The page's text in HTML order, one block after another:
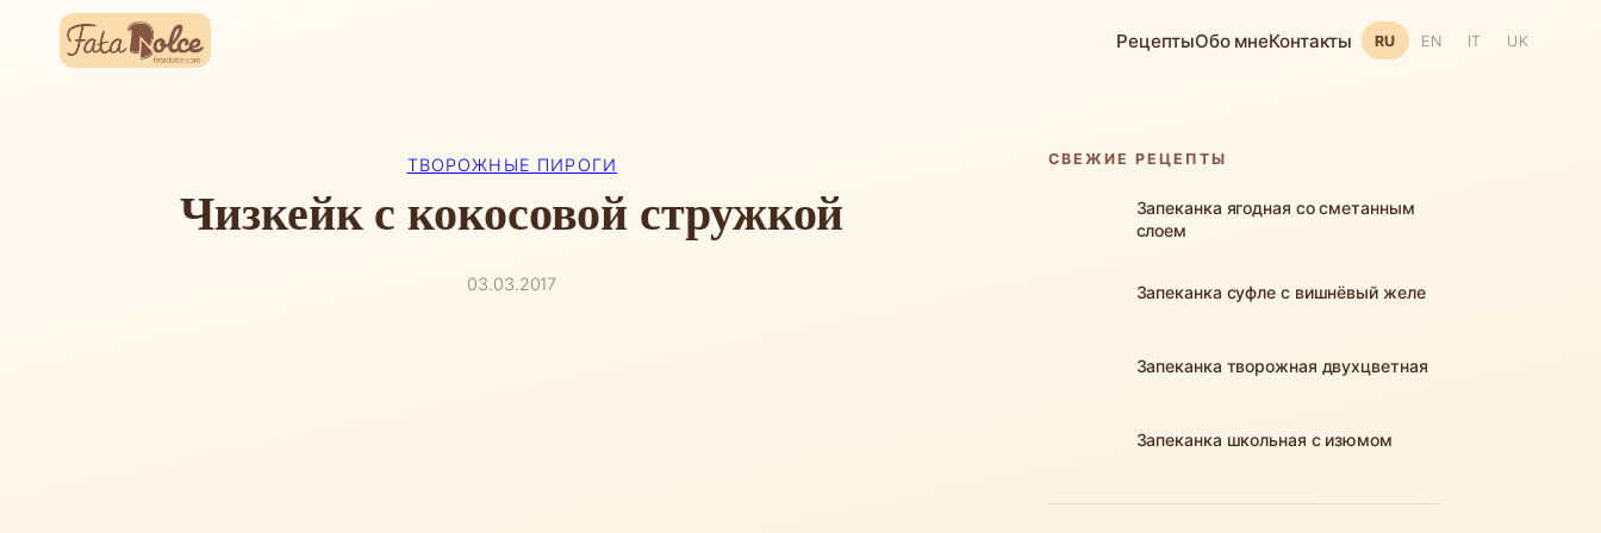
Перейти
РецептыОбо мнеКонтакты RU EN IT UK
ТВОРОЖНЫЕ ПИРОГИ
Чизкейк с кокосовой стружкой
03.03.2017
СВЕЖИЕ РЕЦЕПТЫ
Запеканка ягодная со сметанным
слоем
Запеканка суфле с вишнёвый желе
Запеканка творожная двухцветная
Запеканка школьная с изюмом